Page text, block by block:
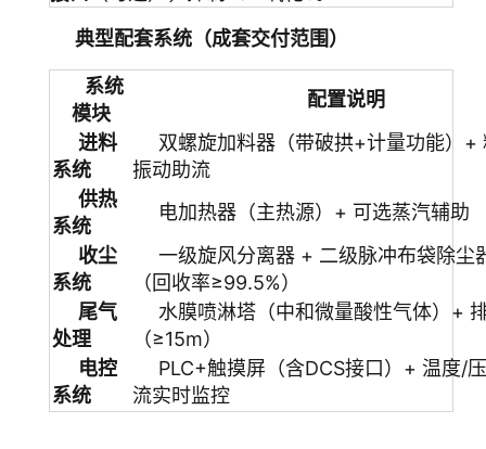
典型配套系统（成套交付范围）
系统
模块
配置说明
进料
系统
双螺旋加料器（带破拱+计量功能）+
振动助流
供热
系统
电加热器（主热源）+ 可选蒸汽辅助
收尘
系统
一级旋风分离器 + 二级脉冲布袋除尘
（回收率≥99.5%）
尾气
处理
水膜喷淋塔（中和微量酸性气体）+
（≥15m）
电控
系统
PLC+触摸屏（含DCS接口）+ 温度/
流实时监控